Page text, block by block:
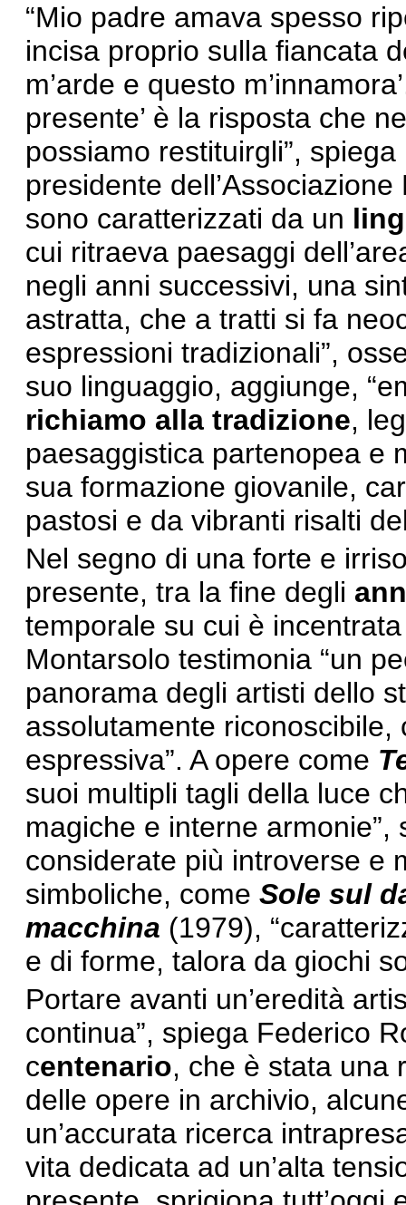
“Mio padre amava spesso
incisa proprio sulla fiancata
m’arde e questo
presente’ è la risposta che
possiamo restituirgli”, spiega
presidente
sono caratterizzati da un
cui ritraeva paesaggi
negli anni successivi, una
astratta, che a tratti si fa
espressioni tradizionali”,
suo linguaggio, aggiunge,
richiamo alla tradizione,
paesaggistica partenopea e
sua formazione giovanile,
pastosi e da vibranti risalti
Nel segno di una forte e
presente, tra la fine degli
temporale su cui è
Montarsolo testimonia “un
panorama degli artisti dello
assolutamente
espressiva”. A opere come
suoi multipli tagli della luce
magiche e interne
considerate più introverse e
simboliche, come Sole sul
macchina (1979),
e di forme, talora da giochi
Portare avanti un’eredità
continua”, spiega Federico
centenario, che è stata una
delle opere in archivio,
un’accurata ricerca
vita dedicata ad un’alta